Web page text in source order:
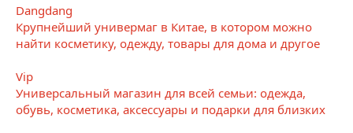
Dangdang
Крупнейший универмаг в Китае, в котором можно
найти косметику, одежду, товары для дома и другое
Vip
Универсальный магазин для всей семьи: одежда,
обувь, косметика, аксессуары и подарки для близких